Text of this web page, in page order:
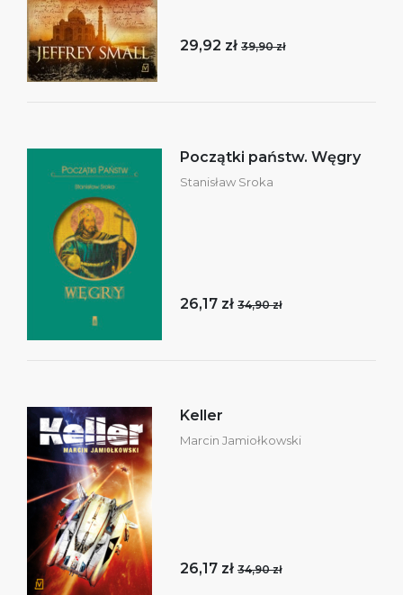
29,92 zł 39,90 zł
Początki państw. Węgry
Stanisław Sroka
26,17 zł 34,90 zł
Keller
Marcin Jamiołkowski
26,17 zł 34,90 zł